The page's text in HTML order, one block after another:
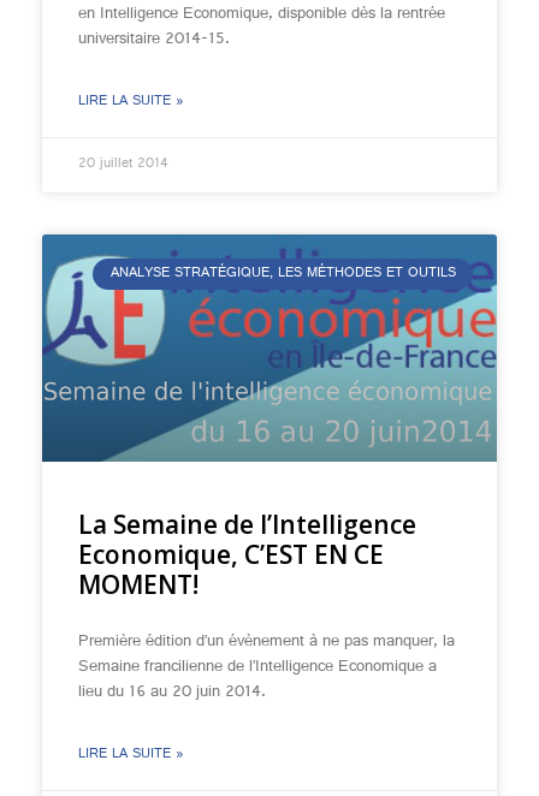
en Intelligence Economique, disponible dès la rentrée
universitaire 2014-15.
LIRE LA SUITE »
20 juillet 2014
ANALYSE STRATÉGIQUE, LES MÉTHODES ET OUTILS
La Semaine de l’Intelligence
Economique, C’EST EN CE
MOMENT!
Première édition d’un évènement à ne pas manquer, la
Semaine francilienne de l’Intelligence Economique a
lieu du 16 au 20 juin 2014.
LIRE LA SUITE »